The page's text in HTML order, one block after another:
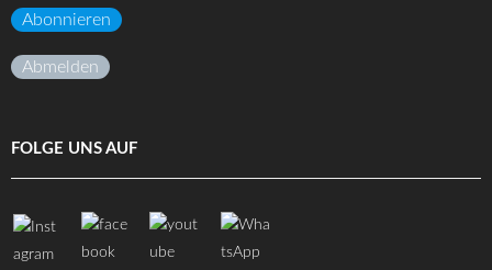
Abonnieren
Abmelden
FOLGE UNS AUF